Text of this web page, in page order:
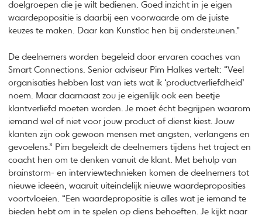
doelgroepen die je wilt bedienen. Goed inzicht in je eigen
waardepopositie is daarbij een voorwaarde om de juiste
keuzes te maken. Daar kan Kunstloc hen bij ondersteunen.”
De deelnemers worden begeleid door ervaren coaches van
Smart Connections. Senior adviseur Pim Halkes vertelt: “Veel
organisaties hebben last van iets wat ik ‘productverliefdheid’
noem. Maar daarnaast zou je eigenlijk ook een beetje
klantverliefd moeten worden. Je moet écht begrijpen waarom
iemand wel of niet voor jouw product of dienst kiest. Jouw
klanten zijn ook gewoon mensen met angsten, verlangens en
gevoelens.” Pim begeleidt de deelnemers tijdens het traject en
coacht hen om te denken vanuit de klant. Met behulp van
brainstorm- en interviewtechnieken komen de deelnemers tot
nieuwe ideeën, waaruit uiteindelijk nieuwe waardeproposities
voortvloeien. “Een waardepropositie is alles wat je iemand te
bieden hebt om in te spelen op diens behoeften. Je kijkt naar